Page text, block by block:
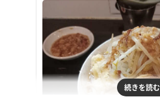
続きを読む